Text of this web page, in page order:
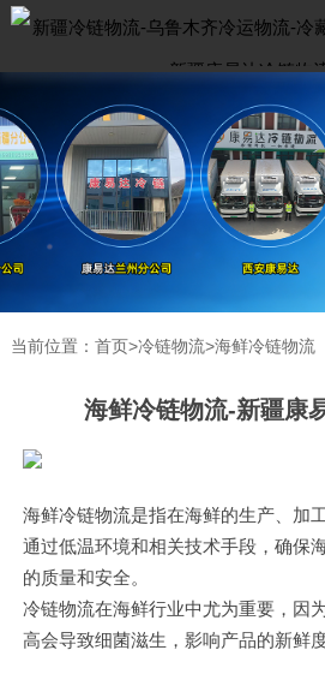
当前位置： 首页>冷链物流>海鲜冷链物流
海鲜冷链物流-新疆康
海鲜冷链物流是指在海鲜的生产、加
通过低温环境和相关技术手段，确保
的质量和安全。
冷链物流在海鲜行业中尤为重要，因
高会导致细菌滋生，影响产品的新鲜